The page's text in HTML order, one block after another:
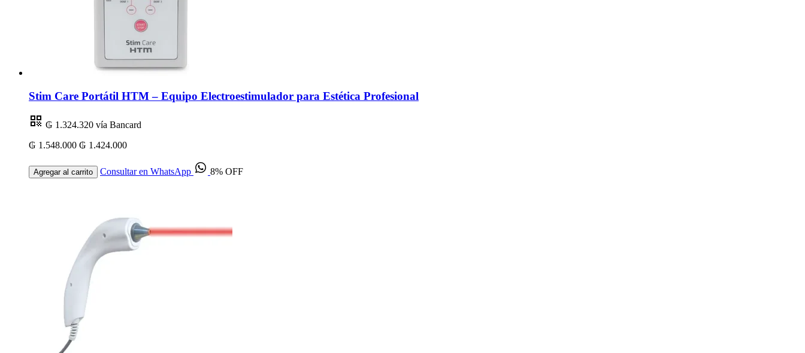
Stim Care Portátil HTM – Equipo Electroestimulador para Estética Profesional
₲ 1.324.320 vía Bancard
₲ 1.548.000 ₲ 1.424.000
Agregar al carrito Consultar en WhatsApp 8% OFF